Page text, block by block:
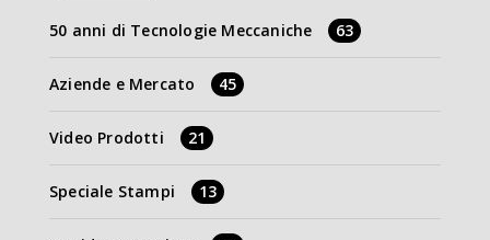
50 anni di Tecnologie Meccaniche 63
Aziende e Mercato 45
Video Prodotti 21
Speciale Stampi 13